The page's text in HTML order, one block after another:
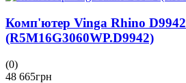
Комп'ютер Vinga Rhino D9942
(R5M16G3060WP.D9942)
(0)
48 665грн